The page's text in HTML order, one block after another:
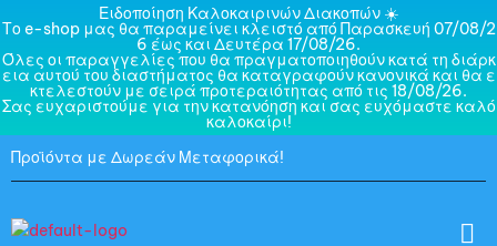
Ειδοποίηση Καλοκαιρινών Διακοπών ☀️
Το e-shop μας θα παραμείνει κλειστό από Παρασκευή 07/08/2
6 έως και Δευτέρα 17/08/26.
Όλες οι παραγγελίες που θα πραγματοποιηθούν κατά τη διάρκ
εια αυτού του διαστήματος θα καταγραφούν κανονικά και θα ε
κτελεστούν με σειρά προτεραιότητας από τις 18/08/26.
Σας ευχαριστούμε για την κατανόηση και σας ευχόμαστε καλό
καλοκαίρι!
Προϊόντα με Δωρεάν Μεταφορικά!